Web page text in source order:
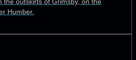
the outskirts of Grimsby, on the
Humber.